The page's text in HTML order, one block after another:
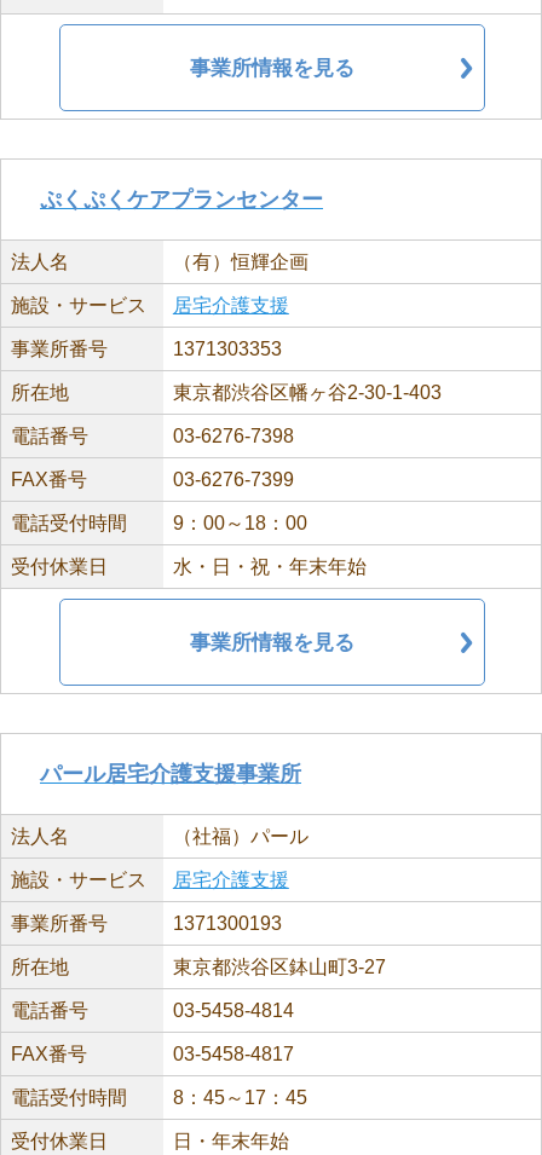
事業所情報を見る
ぷくぷくケアプランセンター
法人名 （有）恒輝企画
施設・サービス 居宅介護支援
事業所番号 1371303353
所在地 東京都渋谷区幡ヶ谷2-30-1-403
電話番号 03-6276-7398
FAX番号 03-6276-7399
電話受付時間 9：00～18：00
受付休業日 水・日・祝・年末年始
事業所情報を見る
パール居宅介護支援事業所
法人名 （社福）パール
施設・サービス 居宅介護支援
事業所番号 1371300193
所在地 東京都渋谷区鉢山町3-27
電話番号 03-5458-4814
FAX番号 03-5458-4817
電話受付時間 8：45～17：45
受付休業日 日・年末年始